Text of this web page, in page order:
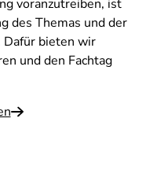
voranzutreiben, ist
des Themas und der
Dafür bieten wir
und den Fachtag